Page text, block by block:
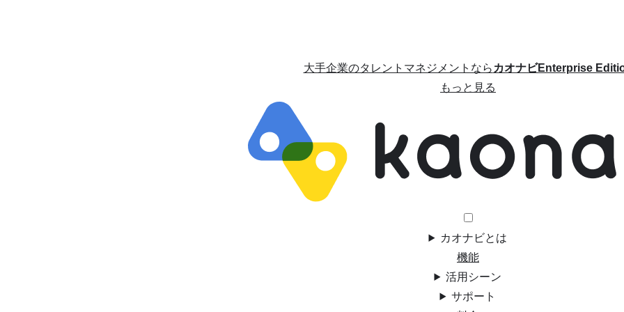
大手企業のタレントマネジメントならカオナビEnterprise
もっと見る
カオナビとは
機能
活用シーン
サポート